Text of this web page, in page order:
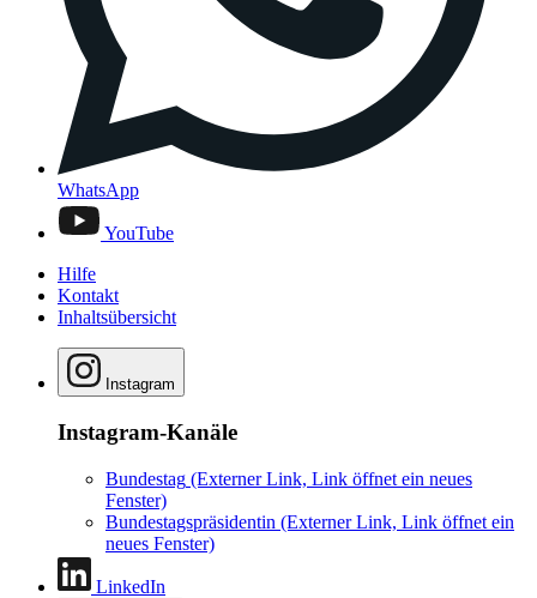
WhatsApp
YouTube
Hilfe
Kontakt
Inhaltsübersicht
Instagram
Instagram-Kanäle
Bundestag (Externer Link, Link öffnet ein neues
Fenster)
Bundestagspräsidentin (Externer Link, Link öffnet ein
neues Fenster)
LinkedIn